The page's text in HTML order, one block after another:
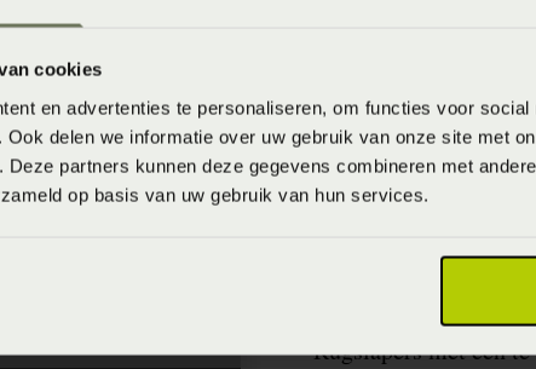
cookies
en advertenties te personaliseren, om functies voor social
delen we informatie over uw gebruik van onze site met
Deze partners kunnen deze gegevens combineren met
op basis van uw gebruik van hun services.
De praktijk
In de praktijk kom ik als
slapen tegen. Er zijn 3
De tussenhouding
stress op de bovenste
Rugslapers met een